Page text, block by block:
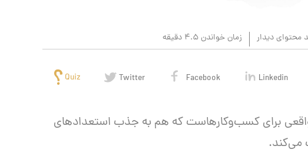
محتوای دیدار زمان خواندن 4.5 دقیقه
Quiz Twitter Facebook Linkedin
واقعی برای کسب‌وکارهاست که هم به جذب استعدادهای
می‌کند.